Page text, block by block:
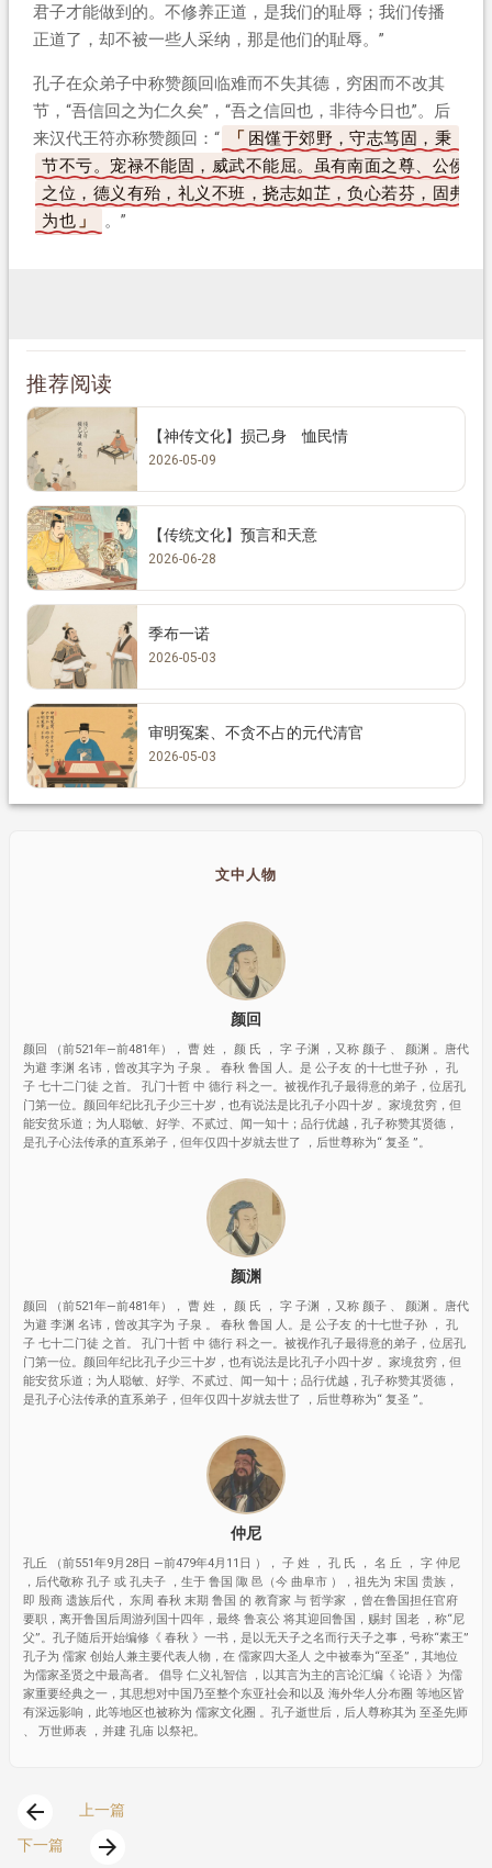
君子才能做到的。不修养正道，是我们的耻辱；我们传播
正道了，却不被一些人采纳，那是他们的耻辱。”
孔子在众弟子中称赞颜回临难而不失其德，穷困而不改其
节，“吾信回之为仁久矣”，“吾之信回也，非待今日也”。后
来汉代王符亦称赞颜回：“
困馑于郊野，守志笃固，秉
节不亏。宠禄不能固，威武不能屈。虽有南面之尊、公侯
之位，德义有殆，礼义不班，挠志如芷，负心若芬，固弗
为也
。”
推荐阅读
【神传文化】损己身 恤民情
2026-05-09
【传统文化】预言和天意
2026-06-28
季布一诺
2026-05-03
审明冤案、不贪不占的元代清官
2026-05-03
文中人物
颜回
颜回 （前521年—前481年）， 曹 姓 ， 颜 氏 ， 字 子渊 ，又称 颜子 、 颜渊 。唐代
为避 李渊 名讳，曾改其字为 子泉 。 春秋 鲁国 人。是 公子友 的十七世子孙 ， 孔
子 七十二门徒 之首。 孔门十哲 中 德行 科之一。被视作孔子最得意的弟子，位居孔
门第一位。颜回年纪比孔子少三十岁，也有说法是比孔子小四十岁 。家境贫穷，但
能安贫乐道；为人聪敏、好学、不贰过、闻一知十；品行优越，孔子称赞其贤德，
是孔子心法传承的直系弟子，但年仅四十岁就去世了 ，后世尊称为“ 复圣 ”。
颜渊
颜回 （前521年—前481年）， 曹 姓 ， 颜 氏 ， 字 子渊 ，又称 颜子 、 颜渊 。唐代
为避 李渊 名讳，曾改其字为 子泉 。 春秋 鲁国 人。是 公子友 的十七世子孙 ， 孔
子 七十二门徒 之首。 孔门十哲 中 德行 科之一。被视作孔子最得意的弟子，位居孔
门第一位。颜回年纪比孔子少三十岁，也有说法是比孔子小四十岁 。家境贫穷，但
能安贫乐道；为人聪敏、好学、不贰过、闻一知十；品行优越，孔子称赞其贤德，
是孔子心法传承的直系弟子，但年仅四十岁就去世了 ，后世尊称为“ 复圣 ”。
仲尼
孔丘 （前551年9月28日 —前479年4月11日 ）， 子 姓 ， 孔 氏 ， 名 丘 ， 字 仲尼
，后代敬称 孔子 或 孔夫子 ，生于 鲁国 陬 邑（今 曲阜市 ），祖先为 宋国 贵族，
即 殷商 遗族后代， 东周 春秋 末期 鲁国 的 教育家 与 哲学家 ，曾在鲁国担任官府
要职，离开鲁国后周游列国十四年，最终 鲁哀公 将其迎回鲁国，赐封 国老 ，称“尼
父”。孔子随后开始编修《 春秋 》一书，是以无天子之名而行天子之事，号称“素王”
孔子为 儒家 创始人兼主要代表人物，在 儒家四大圣人 之中被奉为“至圣”，其地位
为儒家圣贤之中最高者。 倡导 仁义礼智信 ，以其言为主的言论汇编《 论语 》为儒
家重要经典之一，其思想对中国乃至整个东亚社会和以及 海外华人分布圈 等地区皆
有深远影响，此等地区也被称为 儒家文化圈 。孔子逝世后，后人尊称其为 至圣先师
、 万世师表 ，并建 孔庙 以祭祀。
arrow_back
上一篇
下一篇
arrow_forward